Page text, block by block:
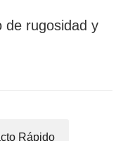
de rugosidad y
Rápido